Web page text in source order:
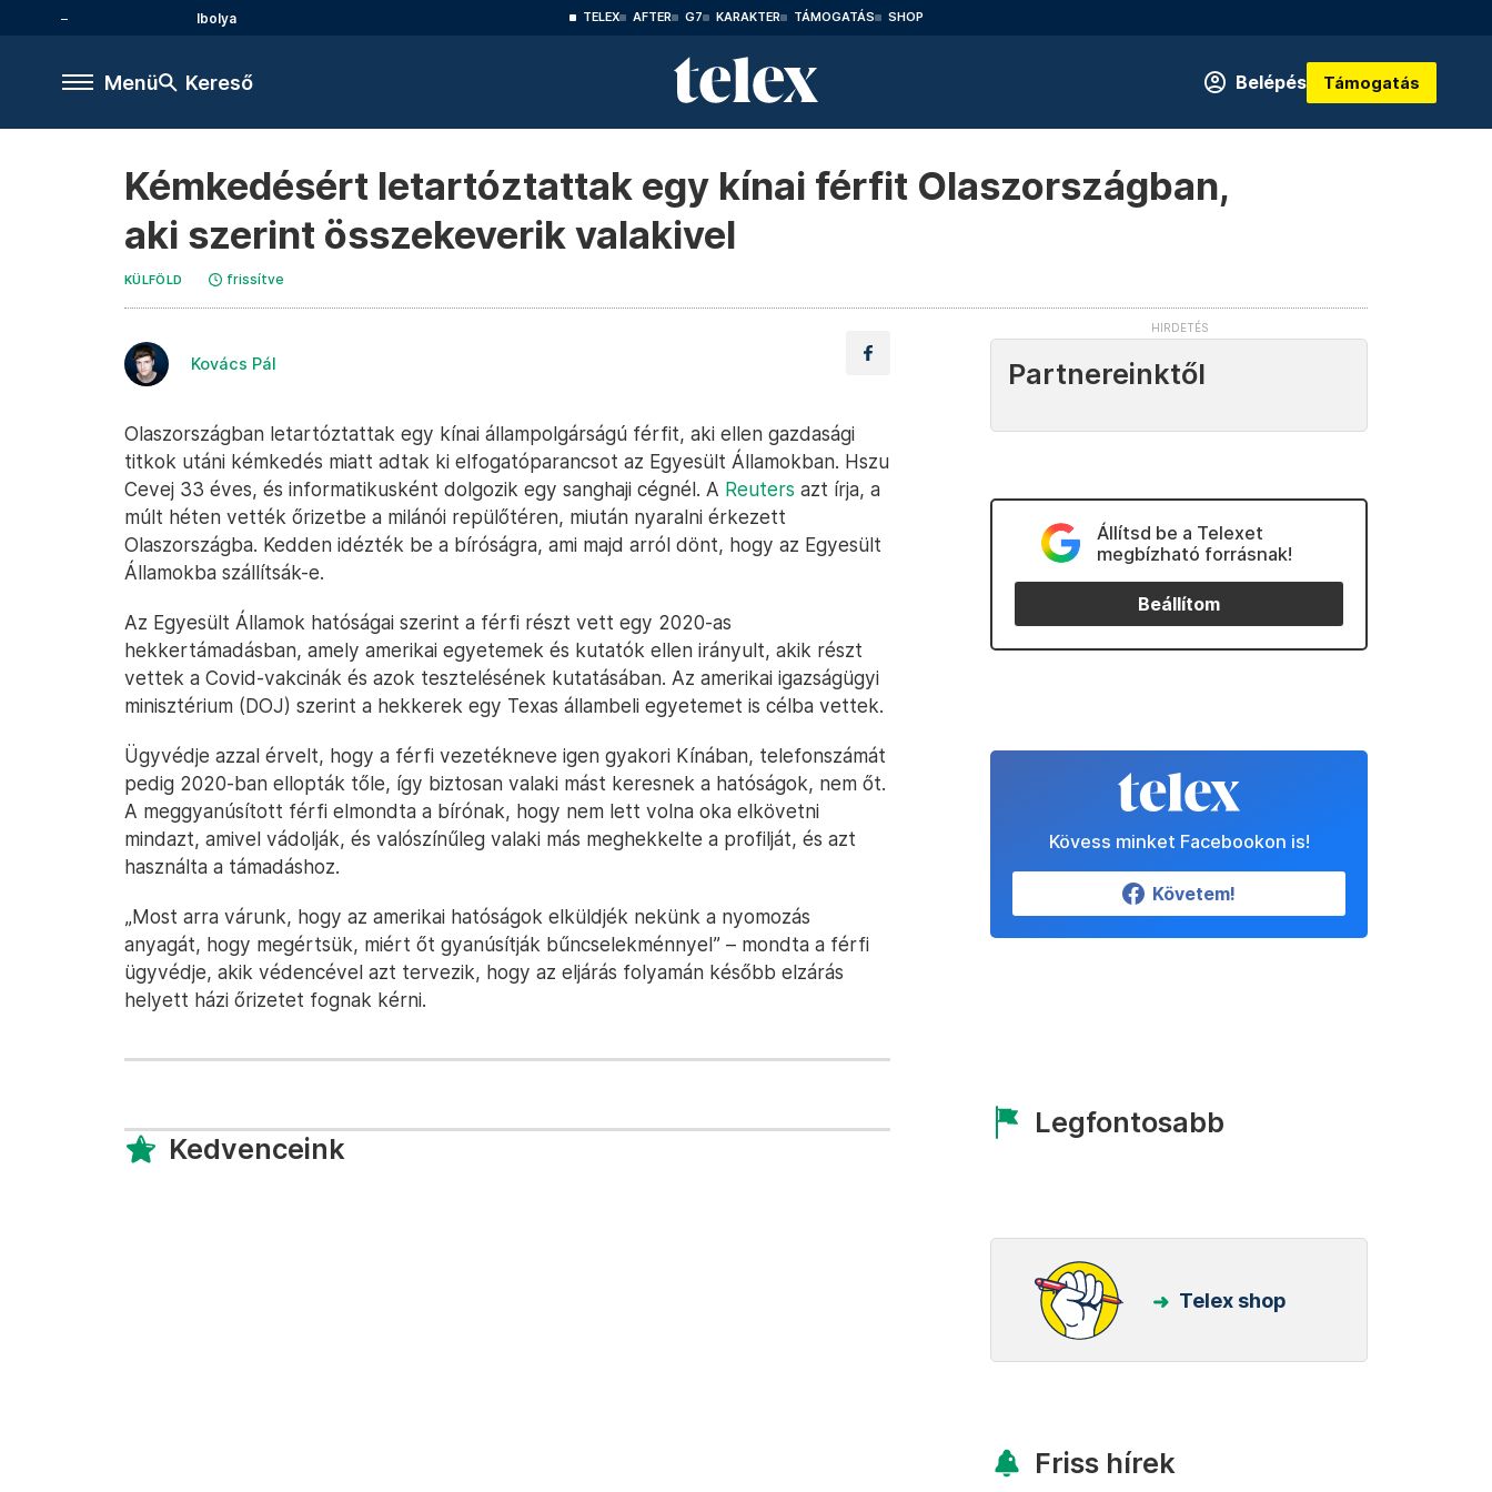
Ibolya TELEX AFTER G7 KARAKTER TÁMOGATÁS SHOP
Menü Kereső Belépés Támogatás
Kémkedésért letartóztattak egy kínai férfit Olaszországban,
aki szerint összekeverik valakivel
KÜLFÖLD frissítve
Kovács Pál
Olaszországban letartóztattak egy kínai állampolgárságú férfit, aki ellen gazdasági
titkok utáni kémkedés miatt adtak ki elfogatóparancsot az Egyesült Államokban. Hszu
Cevej 33 éves, és informatikusként dolgozik egy sanghaji cégnél. A Reuters azt írja, a
múlt héten vették őrizetbe a milánói repülőtéren, miután nyaralni érkezett
Olaszországba. Kedden idézték be a bíróságra, ami majd arról dönt, hogy az Egyesült
Államokba szállítsák-e.
Az Egyesült Államok hatóságai szerint a férfi részt vett egy 2020-as
hekkertámadásban, amely amerikai egyetemek és kutatók ellen irányult, akik részt
vettek a Covid-vakcinák és azok tesztelésének kutatásában. Az amerikai igazságügyi
minisztérium (DOJ) szerint a hekkerek egy Texas állambeli egyetemet is célba vettek.
Ügyvédje azzal érvelt, hogy a férfi vezetékneve igen gyakori Kínában, telefonszámát
pedig 2020-ban ellopták tőle, így biztosan valaki mást keresnek a hatóságok, nem őt.
A meggyanúsított férfi elmondta a bírónak, hogy nem lett volna oka elkövetni
mindazt, amivel vádolják, és valószínűleg valaki más meghekkelte a profilját, és azt
használta a támadáshoz.
„Most arra várunk, hogy az amerikai hatóságok elküldjék nekünk a nyomozás
anyagát, hogy megértsük, miért őt gyanúsítják bűncselekménnyel” – mondta a férfi
ügyvédje, akik védencével azt tervezik, hogy az eljárás folyamán később elzárás
helyett házi őrizetet fognak kérni.
Kedvenceink
Partnereinktől
Állítsd be a Telexet
megbízható forrásnak!
Beállítom
Kövess minket Facebookon is!
Követem!
Legfontosabb
Telex shop
Friss hírek